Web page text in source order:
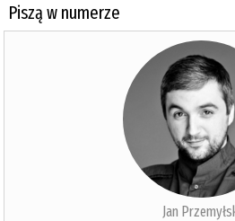
Piszą w numerze
Jan